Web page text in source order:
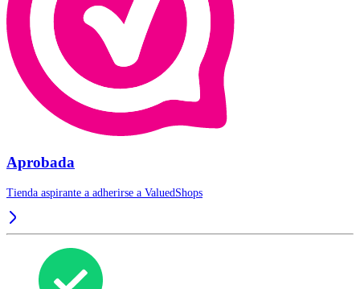
Aprobada
Tienda aspirante a adherirse a ValuedShops